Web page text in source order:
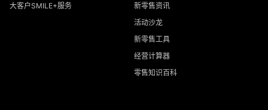
大客户SMILE+服务
新零售资讯
活动沙龙
新零售工具
经营计算器
零售知识百科